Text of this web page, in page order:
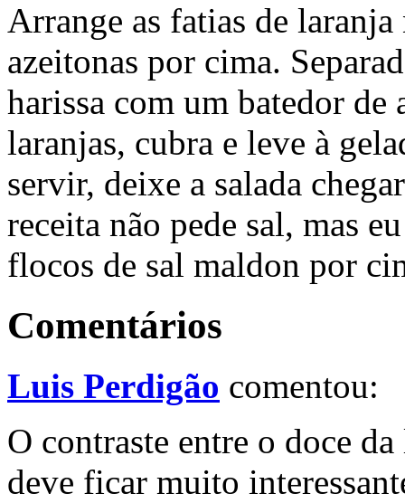
Arrange as fatias de laranja
azeitonas por cima.
harissa com um batedor
laranjas, cubra e leve à
servir, deixe a salada
receita não pede sal, mas
flocos de sal maldon por
Comentários
Luis Perdigão comentou:
O contraste entre o doce
deve ficar muito